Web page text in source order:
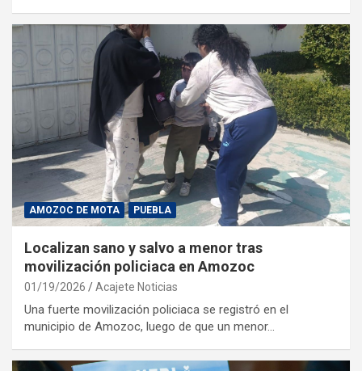
AMOZOC DE MOTA PUEBLA
Localizan sano y salvo a menor tras
movilización policiaca en Amozoc
01/19/2026 Acajete Noticias
Una fuerte movilización policiaca se registró en el
municipio de Amozoc, luego de que un menor…